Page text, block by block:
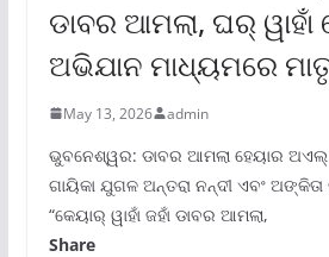
ଡାବର ଆମଲା, ଘର୍ ୱାହାଁ
ଅଭିଯାନ ମାଧ୍ୟମରେ
May 13, 2026 admin
ଭୁବନେଶ୍ୱର: ଡାବର ଆମଲା ହେୟାର
ଗାୟିକା ଯୁଗଳ ଅନ୍ତରା ନନ୍ଦୀ ଏବଂ
“କେୟାର୍ ୱାହାଁ ଜହାଁ ଡାବର ଆମଲା,
Share